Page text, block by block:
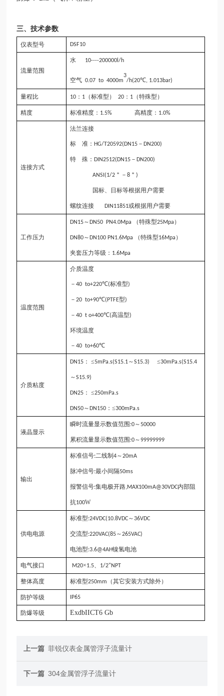
三、技术参数
仪表型号 DSF10
流量范围
水 10----200000l/h
空气 0.07 to 4000m
3
/h(20℃, 1.013bar)
量程比 10 ： 1 （标准型） 20 ： 1 （特殊型）
精度 标准精度： 1.5% 高精度： 1.0%
连接方式
法兰连接
标 准：HG/T20592(DN15 －DN200)
特 殊：DIN2512(DN15 －DN200)
ANSI(1/2 ＂－8 ＂)
国标、日标等根据用户需要
螺纹连接 DIN11851或根据用户需要
工作压力
DN15～DN50 PN4.0Mpa （特殊型25Mpa ）
DN80～DN100 PN1.6Mpa （特殊型16Mpa ）
夹套压力等级： 1.6Mpa
温度范围
介质温度
－40 to+220℃(标准型)
－ 20 to+90℃(PTFE型)
－40 t o+400℃(高温型)
环境温度
－40 to+60℃
介质粘度
DN15 ： ≤5mPa.s(S15.1～S15.3)≤30mPa.s(S15.4
～S15.9)
DN25 ： ≤250mPa.s
DN50～DN150 ：≤300mPa.s
液晶显示
瞬时流量显示数值范围:0～ 50000
累积流量显示数值范围:0～99999999
输出
标准信号:二线制4～ 20mA
脉冲信号:最小间隔50ms
报警信号:集电极开路,MAX100mA@30VDC内部阻
抗100W
供电电源
标准型:24VDC(10.8VDC～36VDC
交流型:220VAC(85～ 265VAC)
电池型:3.6@4AH镍氢电池
电气接口 M20×1.5 1/2"NPT
整体高度 标准型250mm （其它安装方式除外）
防护等级 IP65
防爆等级 ExdbIICT6 Gb
上一篇 菲锐仪表金属管浮子流量计
下一篇 304金属管浮子流量计